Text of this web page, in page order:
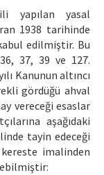
yapılan yasal
1938 tarihinde
edilmiştir. Bu
37, 39 ve 127.
Kanunun altıncı
gördüğü ahval
vereceği esaslar
aşağıdaki
tayin edeceği
imalinden